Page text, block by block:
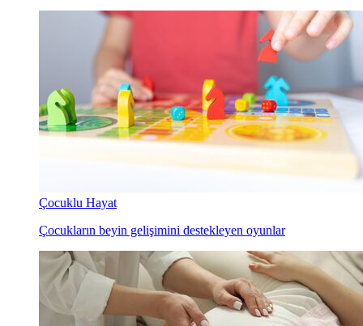
Çocuklu Hayat
Çocukların beyin gelişimini destekleyen oyunlar